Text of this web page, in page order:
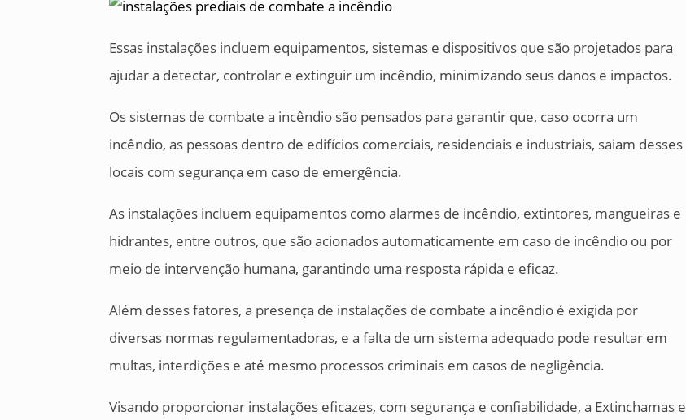
Essas instalações incluem equipamentos, sistemas e dispositivos que são projetados para
ajudar a detectar, controlar e extinguir um incêndio, minimizando seus danos e impactos.
Os sistemas de combate a incêndio são pensados para garantir que, caso ocorra um
incêndio, as pessoas dentro de edifícios comerciais, residenciais e industriais, saiam desses
locais com segurança em caso de emergência.
As instalações incluem equipamentos como alarmes de incêndio, extintores, mangueiras e
hidrantes, entre outros, que são acionados automaticamente em caso de incêndio ou por
meio de intervenção humana, garantindo uma resposta rápida e eficaz.
Além desses fatores, a presença de instalações de combate a incêndio é exigida por
diversas normas regulamentadoras, e a falta de um sistema adequado pode resultar em
multas, interdições e até mesmo processos criminais em casos de negligência.
Visando proporcionar instalações eficazes, com segurança e confiabilidade, a Extinchamas e